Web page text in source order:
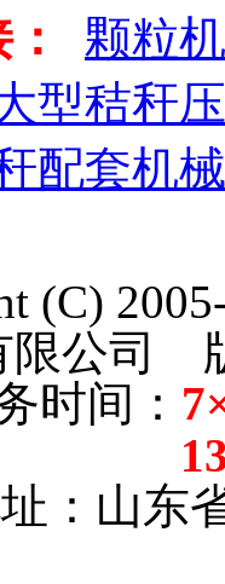
颗粒机
型秸秆
配套机
(C)
限公司
时间：
：山东